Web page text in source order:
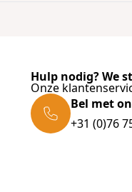
Hulp nodig? We
Onze
Bel met
+31 (0)76